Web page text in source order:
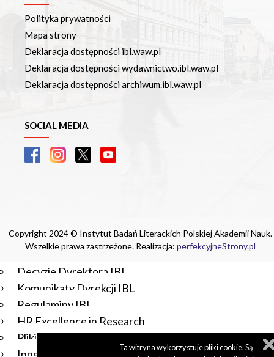
Biblioteka
O bibliotece
Godziny otwarcia
Katalog
Nowości
Czasopisma drukowane prenumerowane w 2026 roku
Wydawnictwo
O Wydawnictwie
Czasopisma
Dla Pracowników IBL
Zarządzenia Dyrektora IBL
Decyzje Dyrektora IBL
Komunikaty Dyrekcji IBL
Regulaminy IBL
HR Excellence in Research
Pliki do pobrania
Inne akty wewnętrzne IBL
Polityka prywatności
Mapa strony
Deklaracja dostępności ibl.waw.pl
Deklaracja dostępności wydawnictwo.ibl.waw.pl
Deklaracja dostępności archiwum.ibl.waw.pl
SOCIAL MEDIA
Copyright 2024 © Instytut Badań Literackich Polskiej Akademii Nauk.
Wszelkie prawa zastrzeżone. Realizacja: perfekcyjneStrony.pl
Ta witryna wykorzystuje pliki cookie. Są